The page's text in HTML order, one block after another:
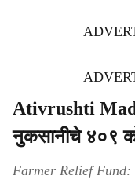
Ativrushti
नुकसानीचे ४०९
Farmer Relief Fund: